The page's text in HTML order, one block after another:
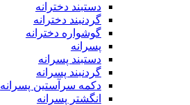
دستبند دخترانه
گردنبند دخترانه
گوشواره دخترانه
پسرانه
دستبند پسرانه
گردنبند پسرانه
دکمه سرآستین پسرانه
انگشتر پسرانه